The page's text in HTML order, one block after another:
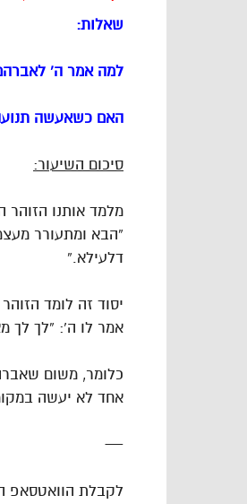
שאלות:
למה אמר ה’
האם כשאעשה תנועה
סיכום השיעור:
מלמד אותנו
“הבא ומתעורר
דלעילא.”
יסוד זה לומד
אמר לו ה’: “לך לך
כלומר, משום
אחד לא יעשה
—
לקבלת הוואטסאפ